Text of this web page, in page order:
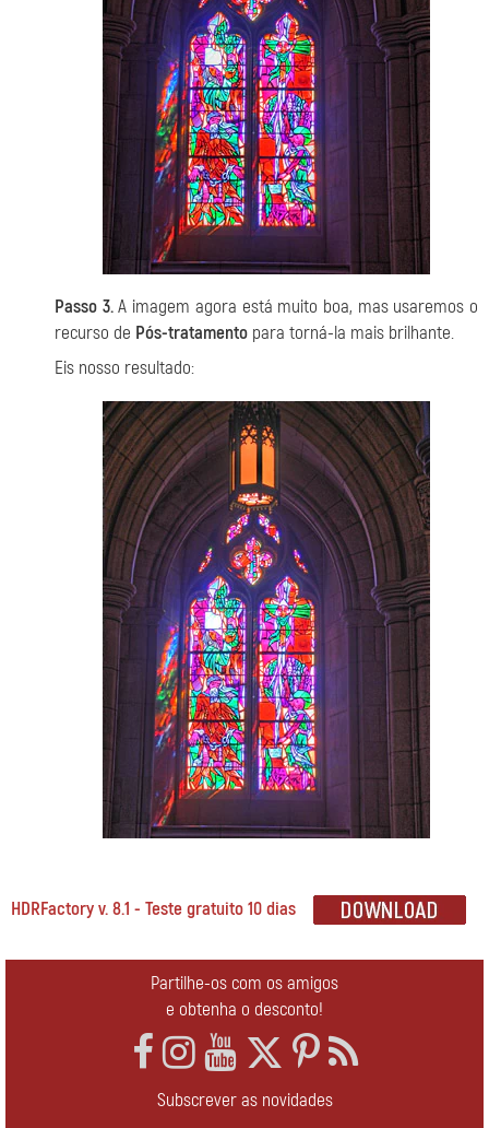
Passo 3.A imagem agora está muito boa, mas usaremos o
recurso de Pós-tratamento para torná-la mais brilhante.
Eis nosso resultado:
HDRFactory v. 8.1 - Teste gratuito 10 dias
Partilhe-os com os amigos
e obtenha o desconto!
Subscrever as novidades